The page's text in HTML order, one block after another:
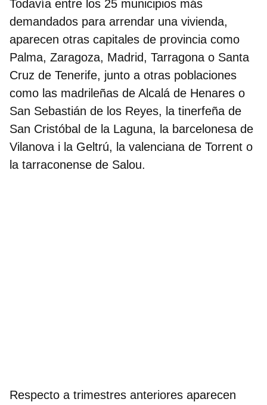
Todavía entre los 25 municipios más
demandados para arrendar una vivienda,
aparecen otras capitales de provincia como
Palma, Zaragoza, Madrid, Tarragona o Santa
Cruz de Tenerife, junto a otras poblaciones
como las madrileñas de Alcalá de Henares o
San Sebastián de los Reyes, la tinerfeña de
San Cristóbal de la Laguna, la barcelonesa de
Vilanova i la Geltrú, la valenciana de Torrent o
la tarraconense de Salou.
Respecto a trimestres anteriores aparecen